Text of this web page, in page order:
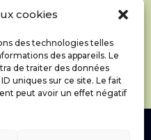
cookies
des technologies telles
des appareils. Le
de traiter des données
uniques sur ce site. Le fait
peut avoir un effet négatif